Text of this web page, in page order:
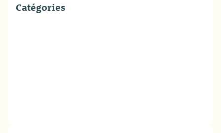
Catégories